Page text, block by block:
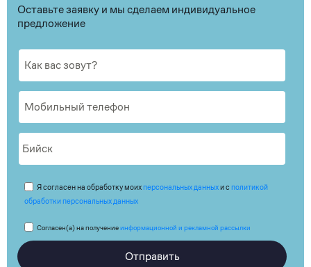
Оставьте заявку и мы сделаем индивидуальное
предложение
Я согласен на обработку моих персональных данныхи с политикой
обработки персональных данных
Согласен(а) на получениеинформационной и рекламной рассылки
Отправить